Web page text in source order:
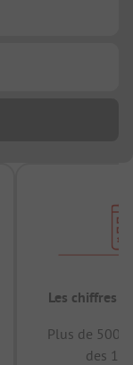
Les chiffres
Plus de
des 12